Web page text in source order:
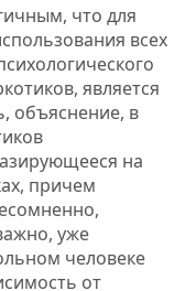
что для
всех
является
объяснение, в
на
причем
уже
человеке
от